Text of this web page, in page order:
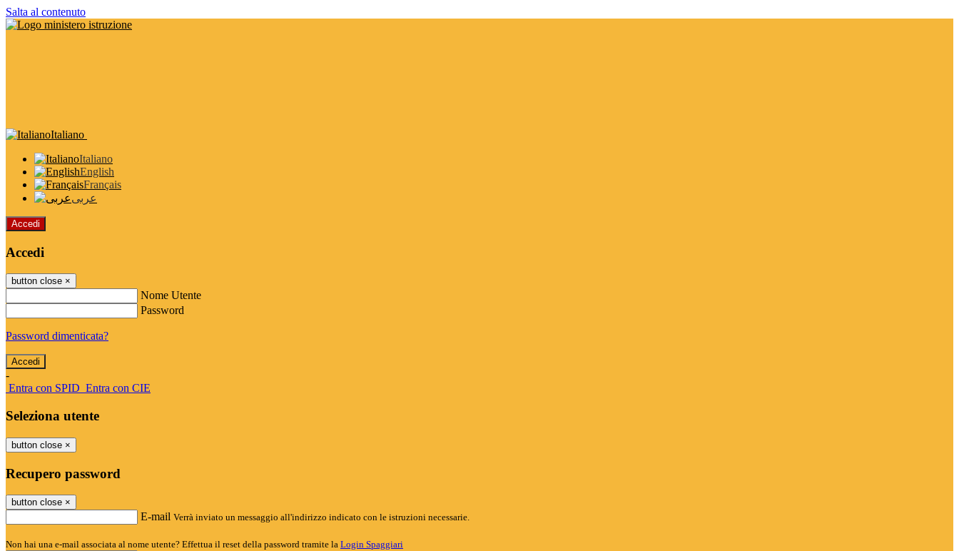
Salta al contenuto
Italiano
Italiano
English
Français
عربى
Accedi
Accedi
button close ×
Nome Utente
Password
Password dimenticata?
-
Entra con SPID Entra con CIE
Seleziona utente
button close ×
Recupero password
button close ×
E-mail Verrà inviato un messaggio all'indirizzo indicato con le istruzioni necessarie.
Non hai una e-mail associata al nome utente? Effettua il reset della password tramite la Login Spaggiari